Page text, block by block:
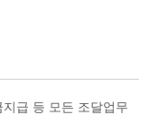
급 등 모든 조달업무